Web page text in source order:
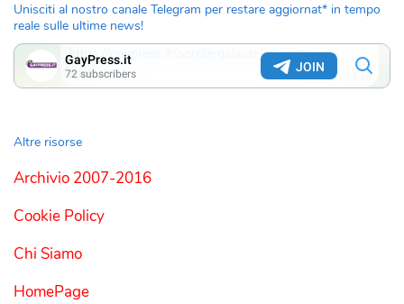
Unisciti al nostro canale Telegram per restare aggiornat* in tempo
reale sulle ultime news!
Altre risorse
Archivio 2007-2016
Cookie Policy
Chi Siamo
HomePage